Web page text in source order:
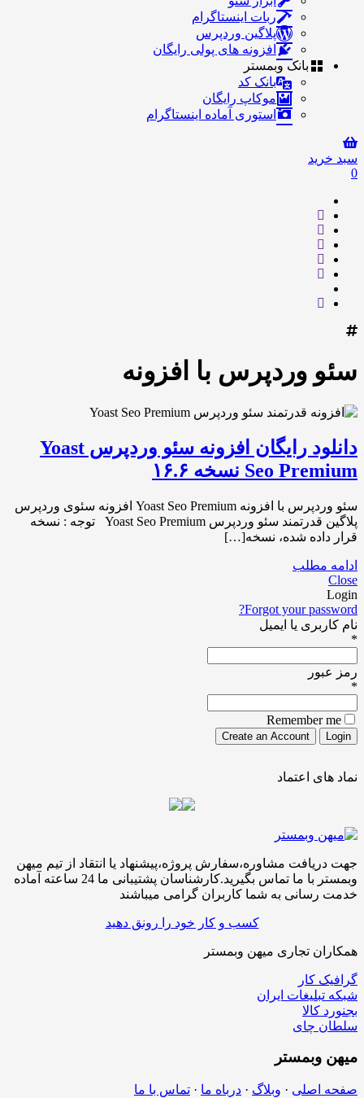
ربات اینستاگرام
پلاگین وردپرس
افزونه های پولی رایگان
بانک وبمستر
بانک کد
موکاپ رایگان
استوری آماده اینستاگرام
سبد خرید
0
سئو وردپرس با افزونه
دانلود رایگان افزونه سئو وردپرس Yoast
Seo Premium نسخه ۱۶.۶
سئو وردپرس با افزونه Yoast Seo Premium افزونه سئوی وردپرس
پلاگین قدرتمند سئو وردپرس Yoast Seo Premium توجه : نسخه
قرار داده شده، نسخه[…]
ادامه مطلب
Close
Login
Forgot your password?
نام کاربری یا ایمیل
*
رمز عبور
*
Remember me
نماد های اعتماد
جهت دریافت مشاوره،سفارش پروژه،پیشنهاد یا انتقاد از تیم میهن
وبمستر با ما تماس بگیرید.کارشناسان پشتیبانی ما 24 ساعته آماده
خدمت رسانی به شما کاربران گرامی میباشند
کسب و کار خود را رونق دهید
همکاران تجاری میهن وبمستر
گرافیک کار
شبکه تبلیغات ایران
بجنورد کالا
سلطان چای
میهن وبمستر
صفحه اصلی · وبلاگ · درباه ما · تماس با ما